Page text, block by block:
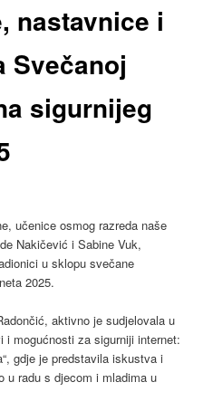
nastavnice i
Svečanoj
sigurnijeg
učenice osmog razreda naše
Nakičević i Sabine Vuk,
u sklopu svečane
2025.
aktivno je sudjelovala u
i mogućnosti za sigurniji internet:
gdje je predstavila iskustva i
u radu s djecom i mladima u